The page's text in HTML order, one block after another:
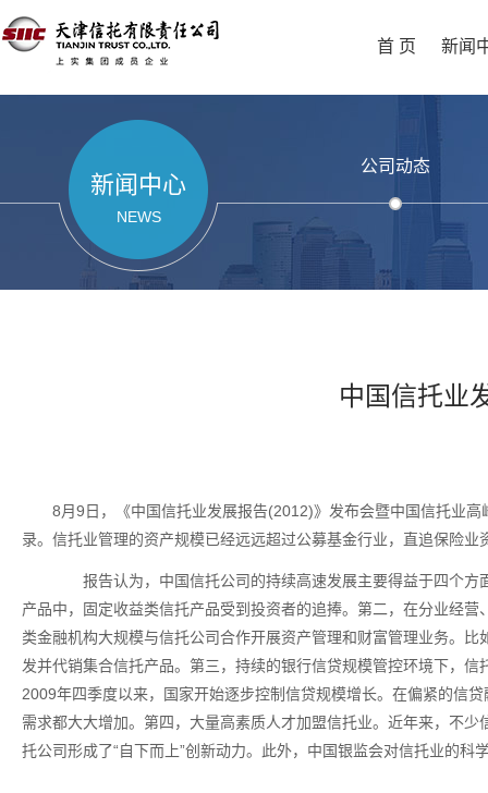
首 页 新闻
新闻中心
NEWS
公司动态
中国信托业
8月9日，《中国信托业发展报告(2012)》发布会暨中国信托业
录。信托业管理的资产规模已经远远超过公募基金行业，直追保险业
报告认为，中国信托公司的持续高速发展主要得益于四个方
产品中，固定收益类信托产品受到投资者的追捧。第二，在分业经
类金融机构大规模与信托公司合作开展资产管理和财富管理业务。
发并代销集合信托产品。第三，持续的银行信贷规模管控环境下，
2009年四季度以来，国家开始逐步控制信贷规模增长。在偏紧的信
需求都大大增加。第四，大量高素质人才加盟信托业。近年来，不
托公司形成了“自下而上”创新动力。此外，中国银监会对信托业的